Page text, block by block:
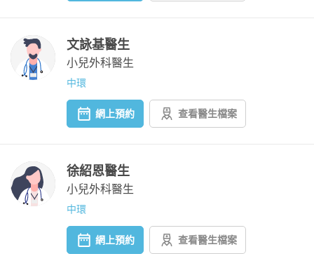
文詠基醫生
小兒外科醫生
中環
網上預約 查看醫生檔案
徐紹恩醫生
小兒外科醫生
中環
網上預約 查看醫生檔案